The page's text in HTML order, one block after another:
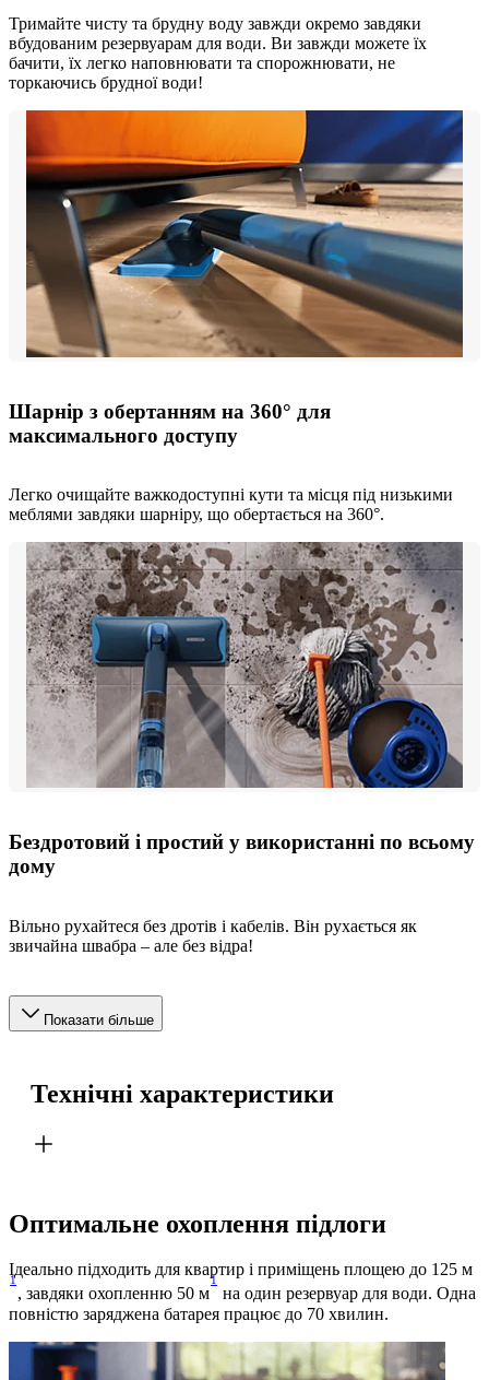
Тримайте чисту та брудну воду завжди окремо завдяки
вбудованим резервуарам для води. Ви завжди можете їх
бачити, їх легко наповнювати та спорожнювати, не
торкаючись брудної води!
Шарнір з обертанням на 360° для
максимального доступу
Легко очищайте важкодоступні кути та місця під низькими
меблями завдяки шарніру, що обертається на 360°.
Бездротовий і простий у використанні по всьому
дому
Вільно рухайтеся без дротів і кабелів. Він рухається як
звичайна швабра – але без відра!
Показати більше
Технічні характеристики
Оптимальне охоплення підлоги
Ідеально підходить для квартир і приміщень площею до 125 м
1
, завдяки охопленню 50 м
1
на один резервуар для води. Одна
повністю заряджена батарея працює до 70 хвилин.